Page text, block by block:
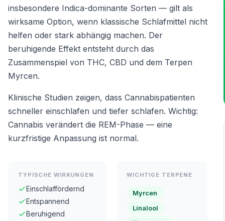
insbesondere Indica-dominante Sorten — gilt als
wirksame Option, wenn klassische Schlafmittel nicht
helfen oder stark abhängig machen. Der
beruhigende Effekt entsteht durch das
Zusammenspiel von THC, CBD und dem Terpen
Myrcen.
Klinische Studien zeigen, dass Cannabispatienten
schneller einschlafen und tiefer schlafen. Wichtig:
Cannabis verändert die REM-Phase — eine
kurzfristige Anpassung ist normal.
TYPISCHE WIRKUNGEN
Einschlaffördernd
Entspannend
Beruhigend
WICHTIGE TERPENE
Myrcen
Linalool